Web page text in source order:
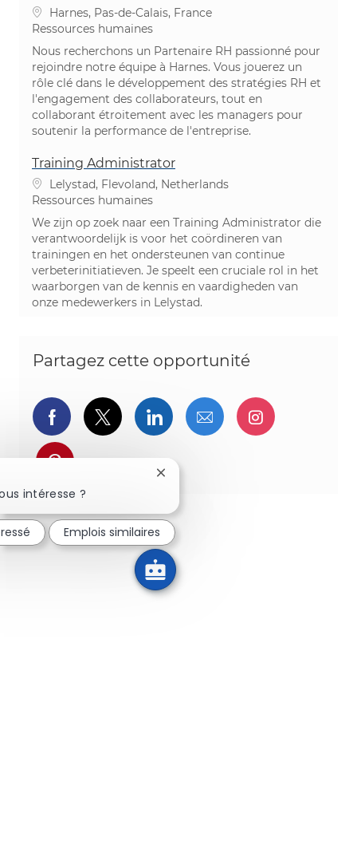
Emplacement
Harnes, Pas-de-Calais, France
Catégorie
Ressources humaines
Nous recherchons un Partenaire RH passionné pour
rejoindre notre équipe à Harnes. Vous jouerez un
rôle clé dans le développement des stratégies RH et
l'engagement des collaborateurs, tout en
collaborant étroitement avec les managers pour
soutenir la performance de l'entreprise.
Training Administrator
Emplacement
Lelystad, Flevoland, Netherlands
Catégorie
Ressources humaines
We zijn op zoek naar een Training Administrator die
verantwoordelijk is voor het coördineren van
trainingen en het ondersteunen van continue
verbeterinitiatieven. Je speelt een cruciale rol in het
waarborgen van de kennis en vaardigheden van
onze medewerkers in Lelystad.
Partagez cette opportunité
Partager via Facebook
Partager via twitter
Partager via LinkedIn
Partager par e-
Partager
Partager via pinterest
intéresse ?
Fermer la notification du chatbot
Emplois similaires